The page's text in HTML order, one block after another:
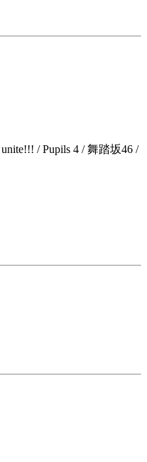
/ Pupils 4 / 舞踏坂46 /